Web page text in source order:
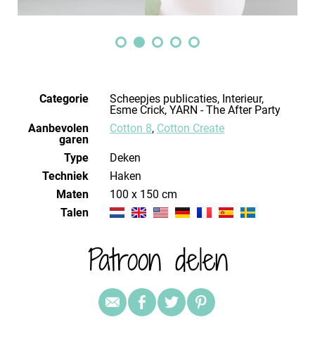
Categorie
Scheepjes publicaties, Interieur,
Esme Crick, YARN - The After Party
Aanbevolen
garen
Cotton 8, Cotton Create
Type
Deken
Techniek
haken
Maten
100 x 150 cm
Talen
Patroon delen